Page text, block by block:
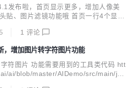
发布啦，首页显示更多，增加人像美
贴、图片滤镜功能哦 首页一行4个显示
快速扫描体验
1 评论
，增加图片转字符图片功能
符图片 功能需要用到的工具类代码 htt
ai/blob/master/AIDemo/src/main/jav